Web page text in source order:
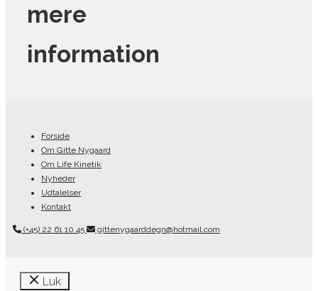
mere
information
Forside
Om Gitte Nygaard
Om Life Kinetik
Nyheder
Udtalelser
Kontakt
(+45) 22 61 10 45 gittenygaarddegn@hotmail.com
Luk